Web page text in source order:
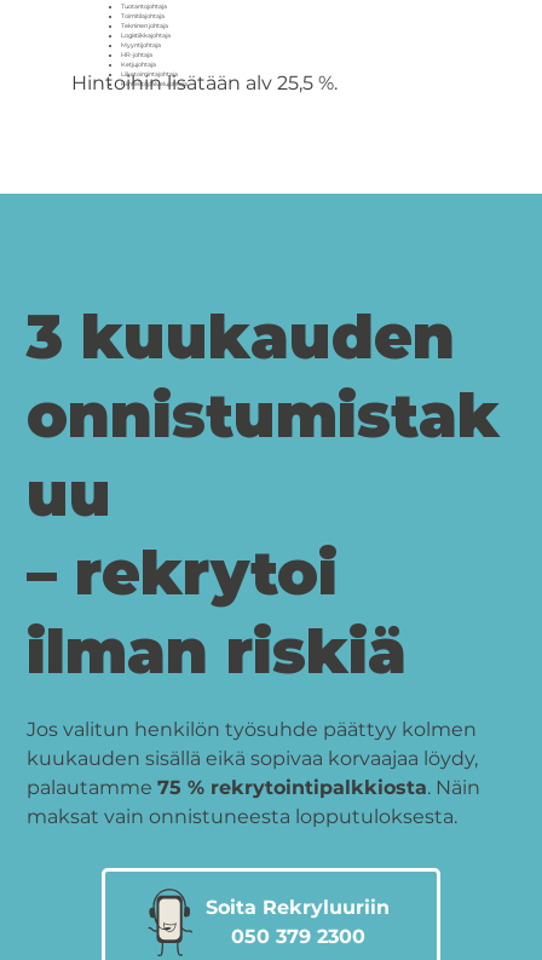
Tuotantojohtaja
Toimitilajohtaja
Tekninen johtaja
Logistiikkajohtaja
Myyntijohtaja
HR-johtaja
Ketjujohtaja
Liiketoimintajohtaja
Kiinteistöpalvelujohtaja
Hintoihin lisätään alv 25,5 %.
3 kuukauden
onnistumistak
uu
– rekrytoi
ilman riskiä
Jos valitun henkilön työsuhde päättyy kolmen
kuukauden sisällä eikä sopivaa korvaajaa löydy,
palautamme75 % rekrytointipalkkiosta. Näin
maksat vain onnistuneesta lopputuloksesta.
Soita Rekryluuriin
050 379 2300